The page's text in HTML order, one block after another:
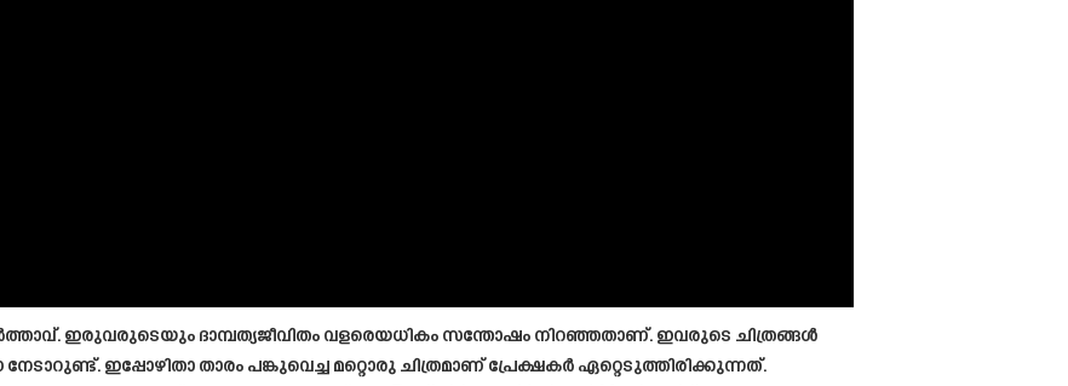
ഇരുവരുടെയും ദാമ്പത്യജീവിതം വളരെയധികം സന്തോഷം നിറഞ്ഞതാണ്. ഇവരുടെ ചിത്രങ്ങൾ
ഇപ്പോഴിതാ താരം പങ്കുവെച്ച മറ്റൊരു ചിത്രമാണ് പ്രേക്ഷകർ ഏറ്റെടുത്തിരിക്കുന്നത്.